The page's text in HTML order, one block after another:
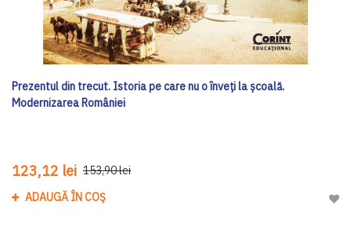
Prezentul din trecut. Istoria pe care nu o înveți la școală.
Modernizarea României
123,12 lei 153,90 lei
ADAUGĂ ÎN COȘ